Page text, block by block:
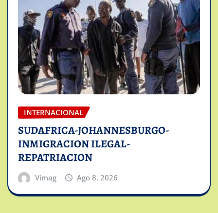
INTERNACIONAL
SUDAFRICA-JOHANNESBURGO-
INMIGRACION ILEGAL-
REPATRIACION
Vimag Ago 8, 2026